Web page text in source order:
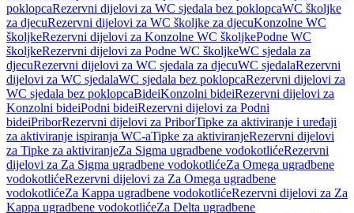
poklopcaRezervni dijelovi za WC sjedala bez poklopcaWC školjke
za djecuRezervni dijelovi za WC školjke za djecuKonzolne WC
školjkeRezervni dijelovi za Konzolne WC školjkePodne WC
školjkeRezervni dijelovi za Podne WC školjkeWC sjedala za
djecuRezervni dijelovi za WC sjedala za djecuWC sjedalaRezervni
dijelovi za WC sjedalaWC sjedala bez poklopcaRezervni dijelovi za
WC sjedala bez poklopcaBideiKonzolni bideiRezervni dijelovi za
Konzolni bideiPodni bideiRezervni dijelovi za Podni
bideiPriborRezervni dijelovi za PriborTipke za aktiviranje i uređaji
za aktiviranje ispiranja WC-aTipke za aktiviranjeRezervni dijelovi
za Tipke za aktiviranjeZa Sigma ugradbene vodokotlićeRezervni
dijelovi za Za Sigma ugradbene vodokotlićeZa Omega ugradbene
vodokotlićeRezervni dijelovi za Za Omega ugradbene
vodokotlićeZa Kappa ugradbene vodokotlićeRezervni dijelovi za Za
Kappa ugradbene vodokotlićeZa Delta ugradbene